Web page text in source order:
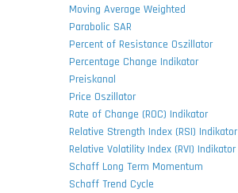
Moving Average Weighted
Parabolic SAR
Percent of Resistance Oszillator
Percentage Change Indikator
Preiskanal
Price Oszillator
Rate of Change (ROC) Indikator
Relative Strength Index (RSI) Indikator
Relative Volatility Index (RVI) Indikator
Schaff Long Term Momentum
Schaff Trend Cycle